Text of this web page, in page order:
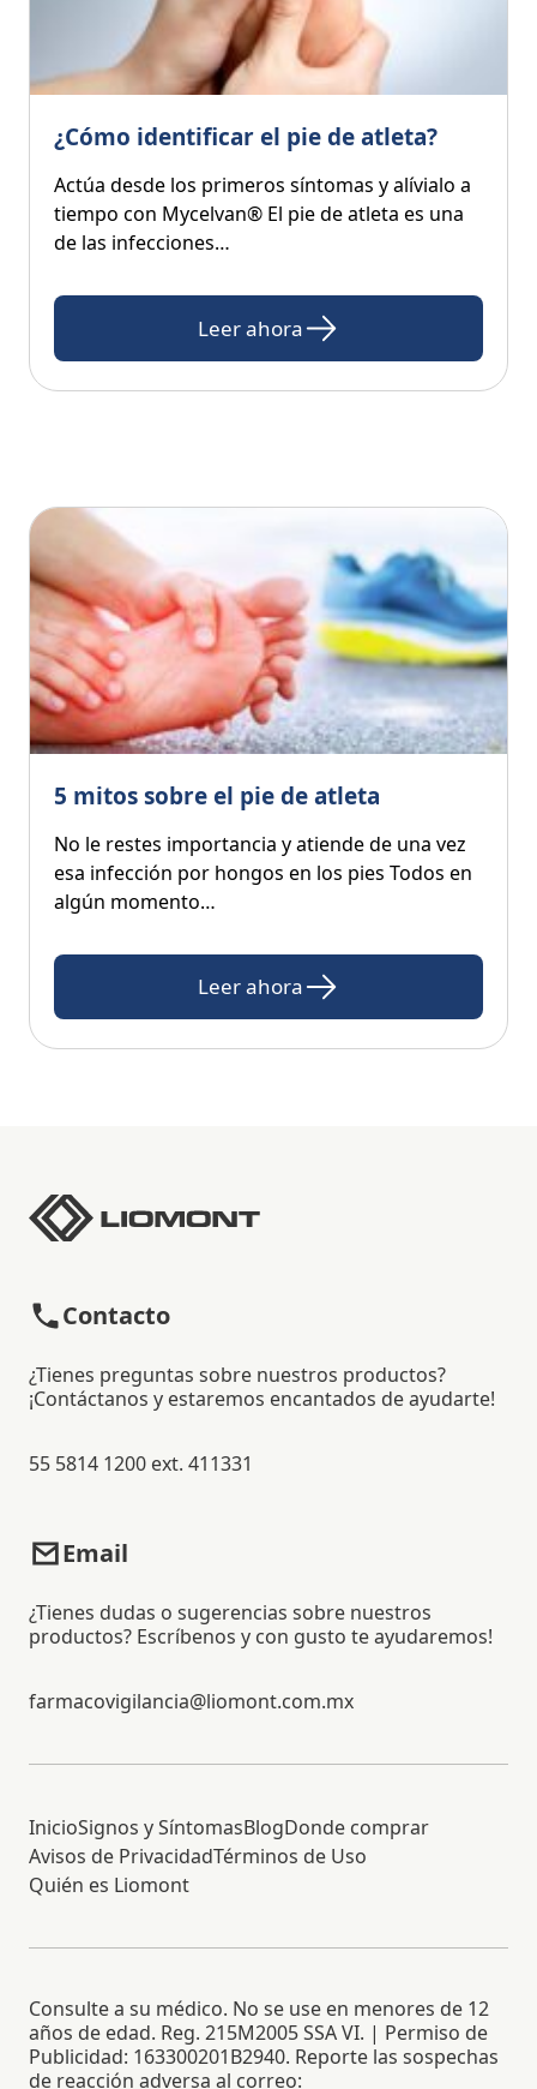
¿Cómo identificar el pie de atleta?
Actúa desde los primeros síntomas y alívialo a
tiempo con Mycelvan® El pie de atleta es una
de las infecciones…
Leer ahora
5 mitos sobre el pie de atleta
No le restes importancia y atiende de una vez
esa infección por hongos en los pies Todos en
algún momento…
Leer ahora
Contacto
¿Tienes preguntas sobre nuestros productos?
¡Contáctanos y estaremos encantados de ayudarte!
55 5814 1200 ext. 411331
Email
¿Tienes dudas o sugerencias sobre nuestros
productos? Escríbenos y con gusto te ayudaremos!
farmacovigilancia@liomont.com.mx
InicioSignos y SíntomasBlogDonde comprar
Avisos de PrivacidadTérminos de Uso
Quién es Liomont
Consulte a su médico. No se use en menores de 12
años de edad. Reg. 215M2005 SSA VI. | Permiso de
Publicidad: 163300201B2940. Reporte las sospechas
de reacción adversa al correo: